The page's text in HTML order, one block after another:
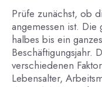
Prüfe zunächst, ob
angemessen ist. Die
halbes bis ein
Beschäftigungsjahr.
verschiedenen
Lebensalter,